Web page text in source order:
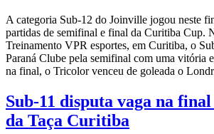
A categoria Sub-12 do Joinville jogou neste
partidas de semifinal e final da Curitiba Cup.
Treinamento VPR esportes, em Curitiba, o
Paraná Clube pela semifinal com uma vitória
na final, o Tricolor venceu de goleada o
Sub-11 disputa vaga na
da Taça Curitiba